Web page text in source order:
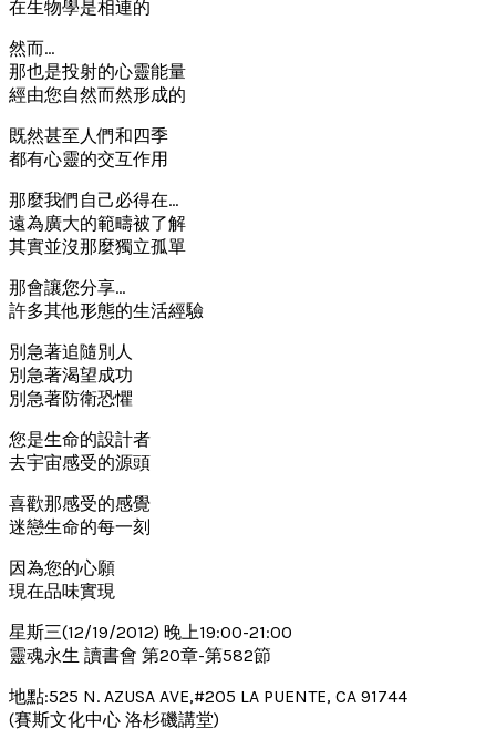
在生物學是相連的
然而…
那也是投射的心靈能量
經由您自然而然形成的
既然甚至人們和四季
都有心靈的交互作用
那麼我們自己必得在…
遠為廣大的範疇被了解
其實並沒那麼獨立孤單
那會讓您分享…
許多其他形態的生活經驗
別急著追隨別人
別急著渴望成功
別急著防衛恐懼
您是生命的設計者
去宇宙感受的源頭
喜歡那感受的感覺
迷戀生命的每一刻
因為您的心願
現在品味實現
星斯三(12/19/2012) 晚上19:00-21:00
靈魂永生 讀書會 第20章-第582節
地點:525 N. AZUSA AVE,#205 LA PUENTE, CA 91744
(賽斯文化中心 洛杉磯講堂)